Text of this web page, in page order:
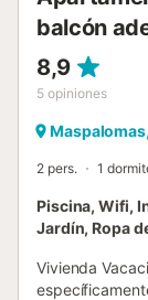
balcón
8,9
5 opiniones
2 pers. 1
Piscina, Wifi,
Jardín, Ropa
Vivienda